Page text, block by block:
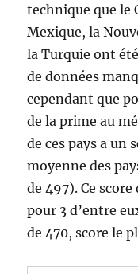
technique que le
Mexique, la
la Turquie ont
de données
cependant que
de la prime au
de ces pays a un
moyenne des
de 497). Ce
pour 3 d’entre
de 470, score le